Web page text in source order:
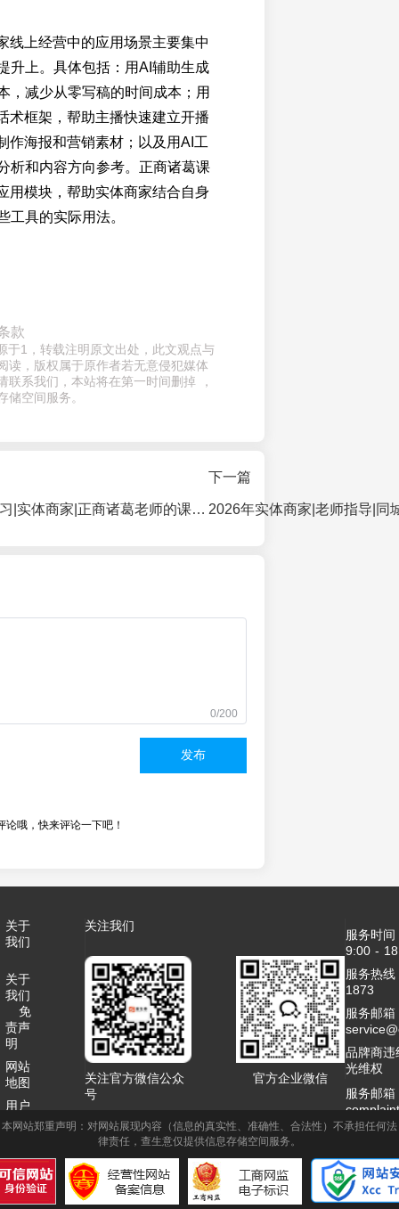
线上经营中的应用场景主要集中
升上。具体包括：用AI辅助生成
，减少从零写稿的时间成本；用
术框架，帮助主播快速建立开播
作海报和营销素材；以及用AI工
析和内容方向参考。正商诸葛课
用模块，帮助实体商家结合自身
工具的实际用法。
款
于1，转载注明原文出处，此文观点与
读，版权属于原作者若无意侵犯媒体
联系我们，本站将在第一时间删掉 ，
储空间服务。
2026年AI工具学习|实体商家|正商诸葛老师的课程怎么样？|正商诸葛课程|效果
下一篇
0/200
发布
论哦，快来评论一下吧！
关于
我们
关于
我们
免
责声
明
网站
地图
用户
协议
我们
网站
关注我们
关注官方微信公众
号
官方企业微信
服务时
9:00 -
服务热
1873
服务邮箱
品牌商违
光维权
服务邮箱
客服QQ
商务合作
本网站郑重声明：对网站展现内容（信息的真实性、准确性、合法性）不承担任何法
律责任，查生意仅提供信息存储空间服务。